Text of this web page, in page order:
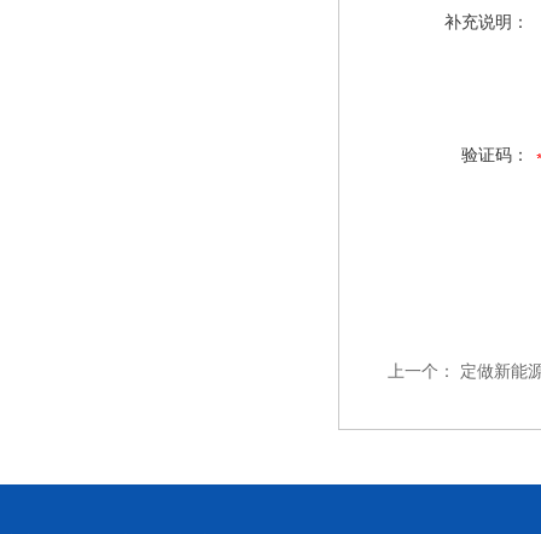
补充说明：
验证码：
上一个： 定做新能